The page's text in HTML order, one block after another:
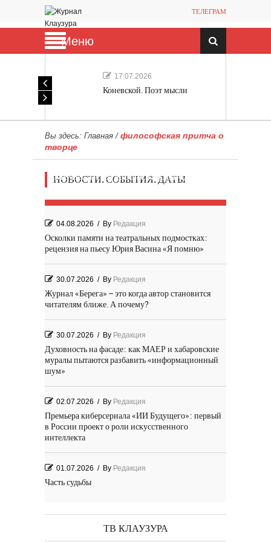
ТЕЛЕГРАМ
Меню
17.07.2026
Коневской. Поэт мысли
Вы здесь: Главная / философская притча о
творце
НОВОСТИ. СОБЫТИЯ. ДАТЫ
Мечта, не отдавайся! «Шведская
04.08.2026 / By Редакция
Осколки памяти на театральных подмостках:
рецензия на пьесу Юрия Васина «Я помню»
30.07.2026 / By Редакция
Журнал «Берега» – это когда автор становится
читателям ближе. А почему?
30.07.2026 / By Редакция
Духовность на фасаде: как МАЕР и хабаровские
муралы пытаются разбавить «информационный
шум»
02.07.2026 / By Редакция
Премьера киберсериала «ИИ Будущего»: первый
в России проект о роли искусственного
интеллекта
01.07.2026 / By Редакция
Часть судьбы
29.06.2026 / ByРедакция
День Победы! Посёлок Гидростроитель. 2026 год
ТВ КЛАУЗУРА